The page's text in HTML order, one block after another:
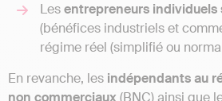
Lesentrepreneurs individuels
(bénéfices industriels et
régime réel (simplifié ou
En revanche, les indépendants au
non commerciaux(BNC) ainsi que